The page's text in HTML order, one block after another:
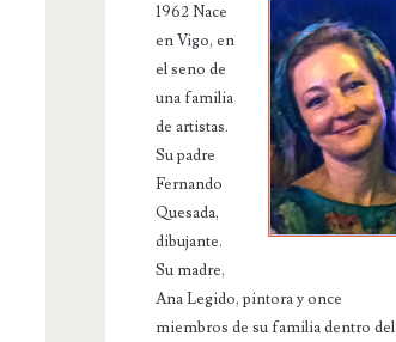
1962 Nace
en Vigo, en
el seno de
una familia
de artistas.
Su padre
Fernando
Quesada,
dibujante.
Su madre,
Ana Legido, pintora y once
miembros de su familia dentro del